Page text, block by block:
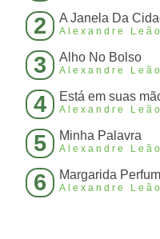
2 A Janela Da
Alexandre Leão
3 Alho No Bolso
Alexandre Leão
4 Está em suas
Alexandre Leão
5 Minha Palavra
Alexandre Leão
6 Margarida
Alexandre Leão